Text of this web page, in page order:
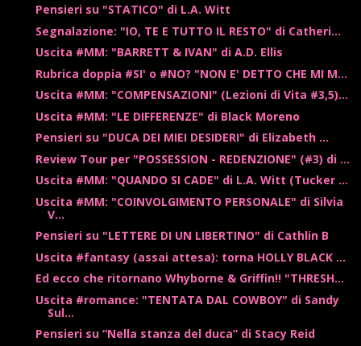
Pensieri su "STATICO" di L.A. Witt
Segnalazione: "IO, TE E TUTTO IL RESTO" di Catheri...
Uscita #MM: "BARRETT & IVAN" di A.D. Ellis
Rubrica doppia #SI' o #NO? "NON E' DETTO CHE MI M...
Uscita #MM: "COMPENSAZIONI" (Lezioni di Vita #3,5)...
Uscita #MM: "LE DIFFERENZE" di Black Moreno
Pensieri su "DUCA DEI MIEI DESIDERI" di Elizabeth ...
Review Tour per "POSSESSION - REDENZIONE" (#3) di ...
Uscita #MM: "QUANDO SI CADE" di L.A. Witt (Tucker ...
Uscita #MM: "COINVOLGIMENTO PERSONALE" di Silvia
V...
Pensieri su "LETTERE DI UN LIBERTINO" di Cathlin B
Uscita #fantasy (assai attesa): torna HOLLY BLACK ...
Ed ecco che ritornano Whyborne & Griffin!! "THRESH...
Uscita #romance: "TENTATA DAL COWBOY" di Sandy
Sul...
Pensieri su “Nella stanza del duca” di Stacy Reid